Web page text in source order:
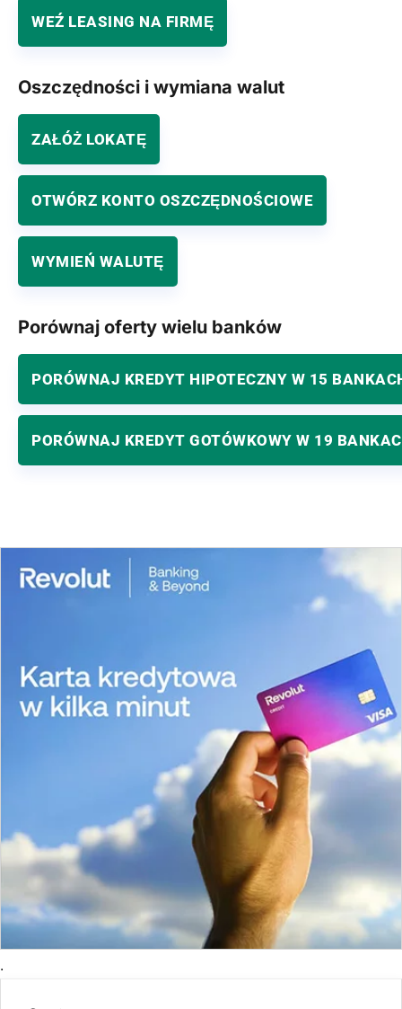
WEŹ LEASING NA FIRMĘ
Oszczędności i wymiana walut
ZAŁÓŻ LOKATĘ
OTWÓRZ KONTO OSZCZĘDNOŚCIOWE
WYMIEŃ WALUTĘ
Porównaj oferty wielu banków
PORÓWNAJ KREDYT HIPOTECZNY W 15
PORÓWNAJ KREDYT GOTÓWKOWY W 19
.